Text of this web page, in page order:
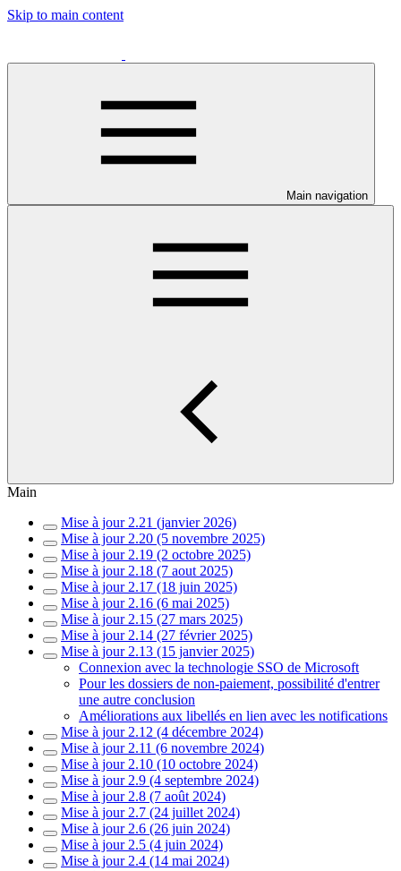
Skip to main content
Main navigation
Main
Mise à jour 2.21 (janvier 2026)
Mise à jour 2.20 (5 novembre 2025)
Mise à jour 2.19 (2 octobre 2025)
Mise à jour 2.18 (7 aout 2025)
Mise à jour 2.17 (18 juin 2025)
Mise à jour 2.16 (6 mai 2025)
Mise à jour 2.15 (27 mars 2025)
Mise à jour 2.14 (27 février 2025)
Mise à jour 2.13 (15 janvier 2025)
Connexion avec la technologie SSO de Microsoft
Pour les dossiers de non-paiement, possibilité d'entrer
une autre conclusion
Améliorations aux libellés en lien avec les notifications
Mise à jour 2.12 (4 décembre 2024)
Mise à jour 2.11 (6 novembre 2024)
Mise à jour 2.10 (10 octobre 2024)
Mise à jour 2.9 (4 septembre 2024)
Mise à jour 2.8 (7 août 2024)
Mise à jour 2.7 (24 juillet 2024)
Mise à jour 2.6 (26 juin 2024)
Mise à jour 2.5 (4 juin 2024)
Mise à jour 2.4 (14 mai 2024)